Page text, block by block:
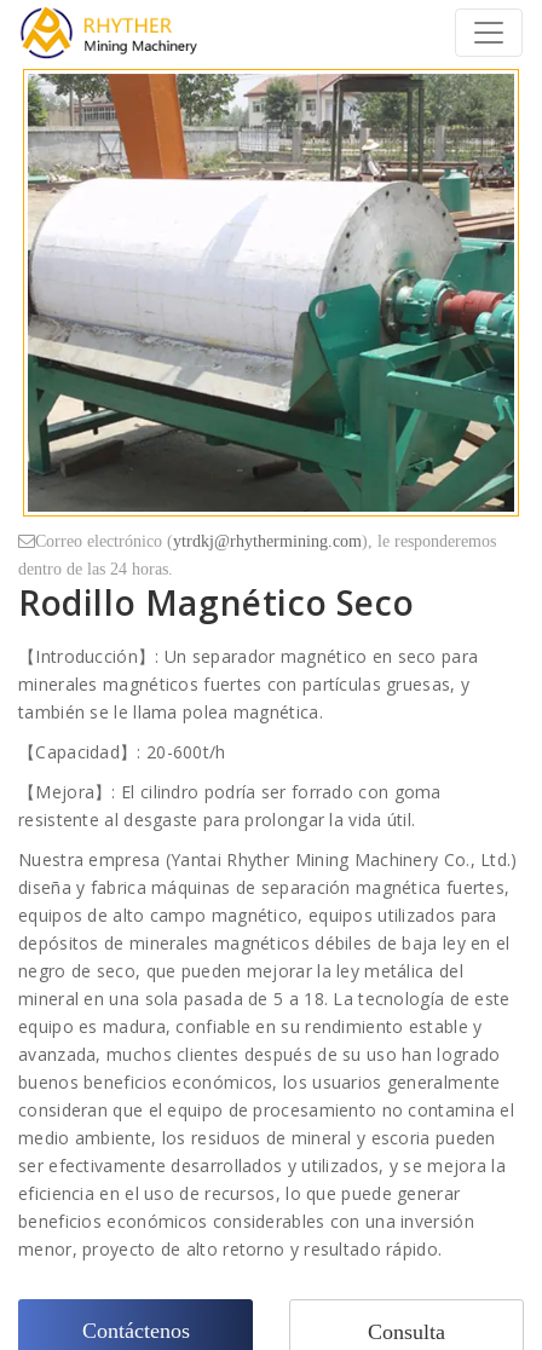
Correo electrónico (ytrdkj@rhythermining.com), le responderemos
dentro de las 24 horas.
Rodillo Magnético Seco
【Introducción】: Un separador magnético en seco para
minerales magnéticos fuertes con partículas gruesas, y
también se le llama polea magnética.
【Capacidad】: 20-600t/h
【Mejora】: El cilindro podría ser forrado con goma
resistente al desgaste para prolongar la vida útil.
Nuestra empresa (Yantai Rhyther Mining Machinery Co., Ltd.)
diseña y fabrica máquinas de separación magnética fuertes,
equipos de alto campo magnético, equipos utilizados para
depósitos de minerales magnéticos débiles de baja ley en el
negro de seco, que pueden mejorar la ley metálica del
mineral en una sola pasada de 5 a 18. La tecnología de este
equipo es madura, confiable en su rendimiento estable y
avanzada, muchos clientes después de su uso han logrado
buenos beneficios económicos, los usuarios generalmente
consideran que el equipo de procesamiento no contamina el
medio ambiente, los residuos de mineral y escoria pueden
ser efectivamente desarrollados y utilizados, y se mejora la
eficiencia en el uso de recursos, lo que puede generar
beneficios económicos considerables con una inversión
menor, proyecto de alto retorno y resultado rápido.
Contáctenos Consulta